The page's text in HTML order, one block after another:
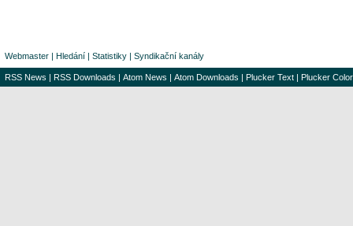
Webmaster | Hledání | Statistiky | Syndikační kanály
RSS News | RSS Downloads | Atom News | Atom Downloads | Plucker Text | Plucker Color